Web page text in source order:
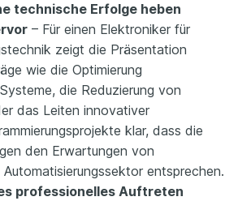
technische Erfolge heben
– Für einen Elektroniker für
zeigt die Präsentation
wie die Optimierung
die Reduzierung von
das Leiten innovativer
klar, dass die
den Erwartungen von
entsprechen.
professionelles Auftreten